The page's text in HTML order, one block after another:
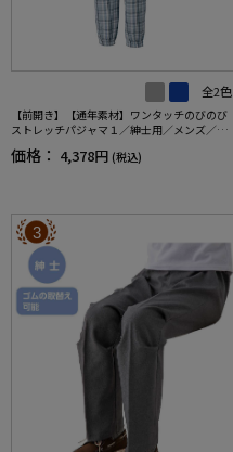
全2色
【前開き】【通年素材】ワンタッチのびのび
ストレッチパジャマ１／紳士用／メンズ／高
齢者／シニア／名前記入欄付／後ろ長め／ギ
フト／プレゼント【CF】
価格： 4,378円 (税込)
3